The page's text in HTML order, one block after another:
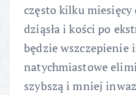
często kilku
dziąsła i kości po
będzie
natychmiastowe
szybszą i mniej